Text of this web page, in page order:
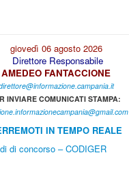
giovedì 06 agosto 2026
Direttore Responsabile
AMEDEO FANTACCIONE
INVIARE COMUNICATI STAMPA:
IN TEMPO REALE